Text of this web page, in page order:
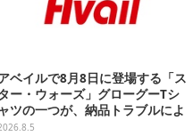
ベイルで8月8日に登場する「ス
ー・ウォーズ」グローグーTシ
ャツの一つが、納品トラブルによ
販売日変更へ